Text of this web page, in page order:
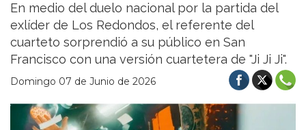
En medio del duelo nacional por la partida del
exlíder de Los Redondos, el referente del
cuarteto sorprendió a su público en San
Francisco con una versión cuartetera de "Ji Ji Ji".
Domingo 07 de Junio de 2026